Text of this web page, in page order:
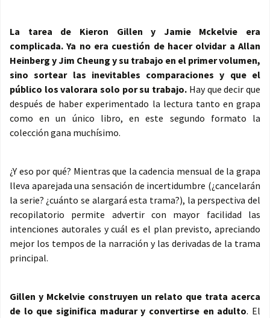
La tarea de Kieron Gillen y Jamie Mckelvie era
complicada. Ya no era cuestión de hacer olvidar a Allan
Heinberg y Jim Cheung y su trabajo en el primer volumen,
sino sortear las inevitables comparaciones y que el
público los valorara solo por su trabajo. Hay que decir que
después de haber experimentado la lectura tanto en grapa
como en un único libro, en este segundo formato la
colección gana muchísimo.
¿Y eso por qué? Mientras que la cadencia mensual de la grapa
lleva aparejada una sensación de incertidumbre (¿cancelarán
la serie? ¿cuánto se alargará esta trama?), la perspectiva del
recopilatorio permite advertir con mayor facilidad las
intenciones autorales y cuál es el plan previsto, apreciando
mejor los tempos de la narración y las derivadas de la trama
principal.
Gillen y Mckelvie construyen un relato que trata acerca
de lo que siginifica madurar y convertirse en adulto. El